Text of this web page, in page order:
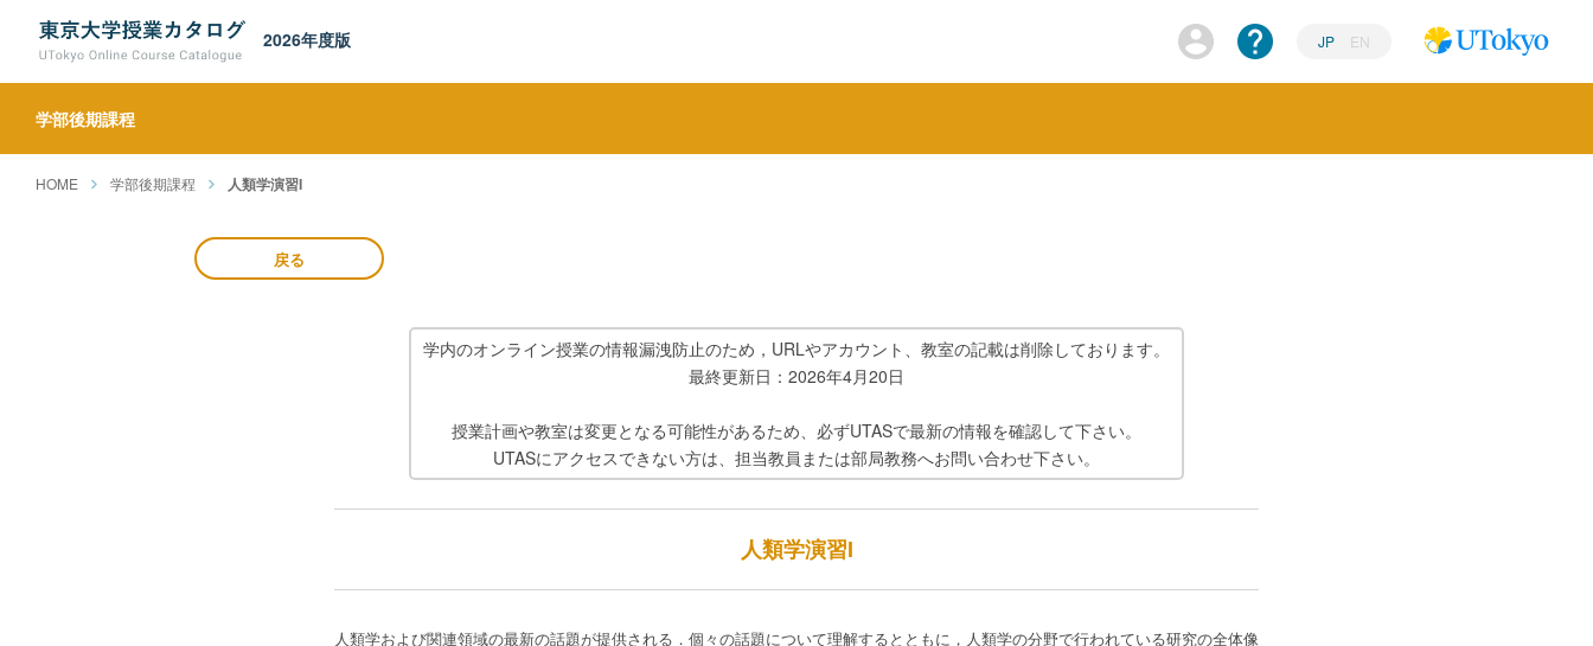
2026年度版 JP EN
学部後期課程
HOME 学部後期課程 人類学演習I
戻る
学内のオンライン授業の情報漏洩防止のため，URLやアカウント、教室の記載は削除しております。
最終更新日：2026年4月20日
授業計画や教室は変更となる可能性があるため、必ずUTASで最新の情報を確認して下さい。
UTASにアクセスできない方は、担当教員または部局教務へお問い合わせ下さい。
人類学演習I
人類学および関連領域の最新の話題が提供される．個々の話題について理解するとともに，人類学の分野で行われている研究の全体像